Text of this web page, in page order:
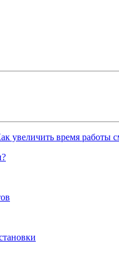
увеличить время работы